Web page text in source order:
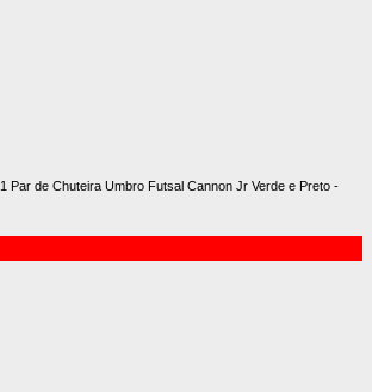
1 Par de Chuteira Umbro Futsal Cannon Jr Verde e Preto -